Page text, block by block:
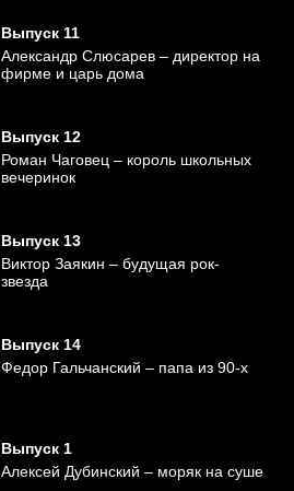
Выпуск 11
Александр Слюсарев – директор на
фирме и царь дома
Выпуск 12
Роман Чаговец – король школьных
вечеринок
Выпуск 13
Виктор Заякин – будущая рок-
звезда
Выпуск 14
Федор Гальчанский – папа из 90-х
Выпуск 1
Алексей Дубинский – моряк на суше